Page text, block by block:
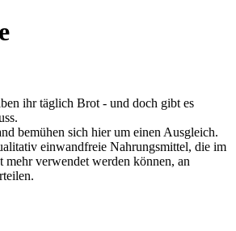
ihr täglich Brot - und doch gibt es
bemühen sich hier um einen Ausgleich.
einwandfreie Nahrungsmittel, die im
mehr verwendet werden können, an